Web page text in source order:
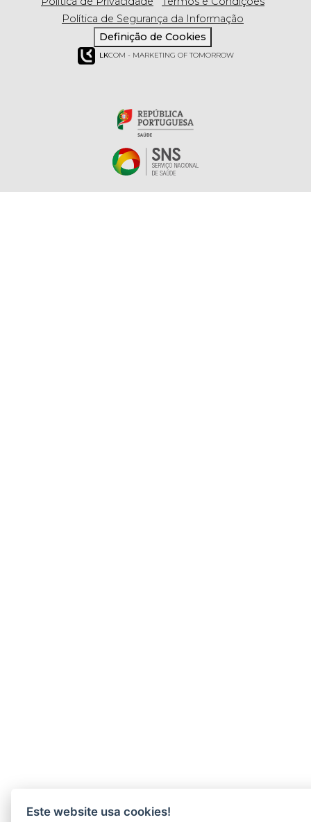
Política de Segurança da Informação
Definição de Cookies
LKCOM - MARKETING OF TOMORROW
Este website usa cookies!